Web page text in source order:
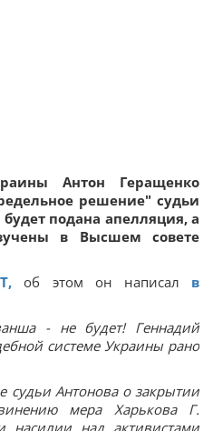
Антон Геращенко
решение" судьи
подана апелляция, а
в Высшем совете
об этом он написал в
- не будет! Геннадий
системе Украины рано
судьи Антонова о закрытии
мера Харькова Г.
над активистами